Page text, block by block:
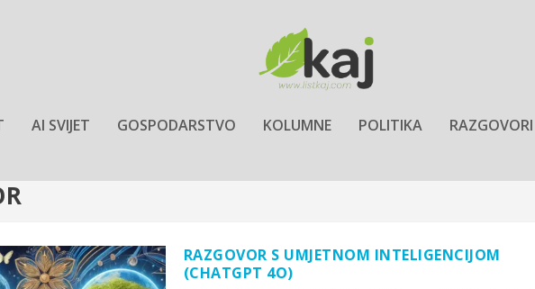
AI SVIJET GOSPODARSTVO KOLUMNE POLITIKA RAZGOVORI
RAZGOVOR S UMJETNOM INTELIGENCIJOM
(CHATGPT 4O)